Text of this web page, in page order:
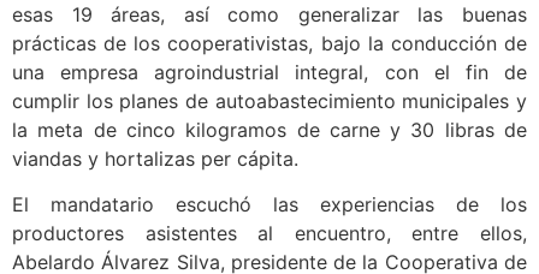
esas 19 áreas, así como generalizar las buenas
prácticas de los cooperativistas, bajo la conducción de
una empresa agroindustrial integral, con el fin de
cumplir los planes de autoabastecimiento municipales y
la meta de cinco kilogramos de carne y 30 libras de
viandas y hortalizas per cápita.
El mandatario escuchó las experiencias de los
productores asistentes al encuentro, entre ellos,
Abelardo Álvarez Silva, presidente de la Cooperativa de